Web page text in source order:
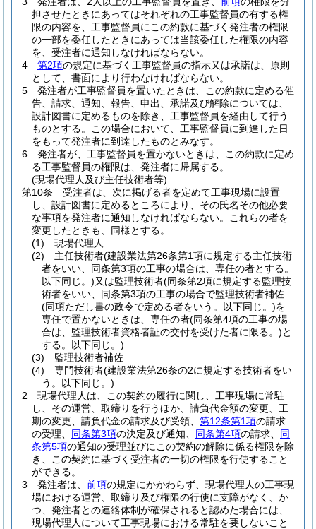
担させたときにあってはそれぞれの工事監督員の有する権
限の内容を、工事監督員にこの約款に基づく発注者の権限
の一部を委任したときにあっては当該委任した権限の内容
を、受注者に通知しなければならない。
4
第2項の規定に基づく工事監督員の指示又は承諾は、原則
として、書面により行わなければならない。
5
発注者が工事監督員を置いたときは、この約款に定める催
告、請求、通知、報告、申出、承諾及び解除については、
設計図書に定めるものを除き、工事監督員を経由して行う
ものとする。
この場合において、工事監督員に到達した日
をもって発注者に到達したものとみなす。
6
発注者が、工事監督員を置かないときは、この約款に定め
る工事監督員の権限は、発注者に帰属する。
(現場代理人及び主任技術者等)
第10条
受注者は、次に掲げる者を定めて工事現場に設置
し、設計図書に定めるところにより、その氏名その他必要
な事項を発注者に通知しなければならない。
これらの者を
変更したときも、同様とする。
(1)
現場代理人
(2)
主任技術者(建設業法第26条第1項に規定する主任技術
者をいい、同条第3項の工事の場合は、専任の者とする。
以下同じ。)又は監理技術者(同条第2項に規定する監理技
術者をいい、同条第3項の工事の場合で監理技術者補佐
(同項ただし書の政令で定める者をいう。以下同じ。)を
専任で置かないときは、専任の者(同条第4項の工事の場
合は、監理技術者資格者証の交付を受けた者に限る。)と
する。以下同じ。)
(3)
監理技術者補佐
(4)
専門技術者(建設業法第26条の2に規定する技術者をい
う。以下同じ。)
2
現場代理人は、この契約の履行に関し、工事現場に常駐
し、その運営、取締りを行うほか、請負代金額の変更、工
期の変更、請負代金の請求及び受領、 第12条第1項の請求
の受理、 同条第3項の決定及び通知、 同条第4項の請求、 同
条第5項の通知の受理並びにこの契約の解除に係る権限を除
き、この契約に基づく受注者の一切の権限を行使すること
ができる。
3
発注者は、 前項の規定にかかわらず、現場代理人の工事現
場における運営、取締り及び権限の行使に支障がなく、か
つ、発注者との連絡体制が確保されると認めた場合には、
現場代理人について工事現場における常駐を要しないこと